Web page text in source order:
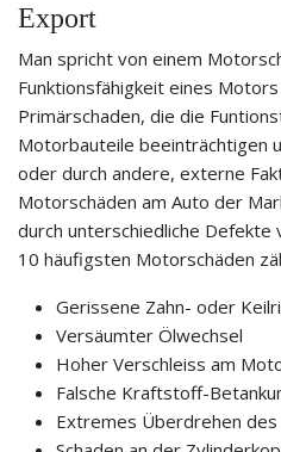
Export
Man spricht von einem
Funktionsfähigkeit eines
Primärschaden, die die
Motorbauteile beeinträchtigen
oder durch andere, externe
Motorschäden am Auto der
durch unterschiedliche Defekte
10 häufigsten Motorschäden
Gerissene Zahn- oder
Versäumter Ölwechsel
Hoher Verschleiss am
Falsche Kraftstoff-
Extremes Überdrehen